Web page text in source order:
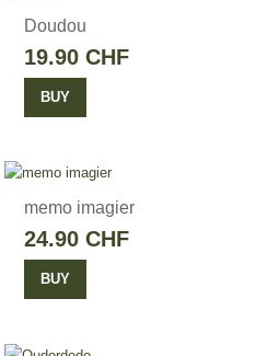
Doudou
19.90 CHF
BUY
memo imagier
24.90 CHF
BUY